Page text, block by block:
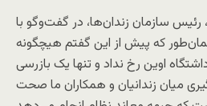
سازمان زندان‌ها، در گفت‌وگو با
که پیش از این گفتم هیچگونه
در بند ۳۵۰ بازداشتگاه اوین رخ نداد و تنها یک بازرسی
میان زندانیان و همکاران ما صحت